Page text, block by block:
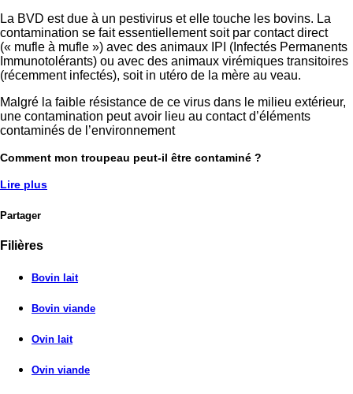
La BVD est due à un pestivirus et elle touche les bovins. La
contamination se fait essentiellement soit par contact direct
(« mufle à mufle ») avec des animaux IPI (Infectés Permanents
Immunotolérants) ou avec des animaux virémiques transitoires
(récemment infectés), soit in utéro de la mère au veau.
Malgré la faible résistance de ce virus dans le milieu extérieur,
une contamination peut avoir lieu au contact d’éléments
contaminés de l’environnement
Comment mon troupeau peut-il être contaminé ?
Lire plus
Partager
Filières
Bovin lait
Bovin viande
Ovin lait
Ovin viande